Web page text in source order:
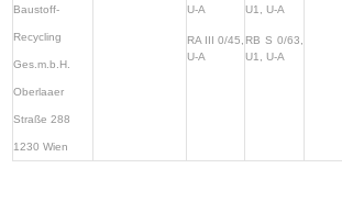
Baustoff-
Recycling
Ges.m.b.H.
Oberlaaer
Straße 288
1230 Wien
U-A
RA III 0/45,
U-A
U1, U-A
RB S 0/63,
U1, U-A